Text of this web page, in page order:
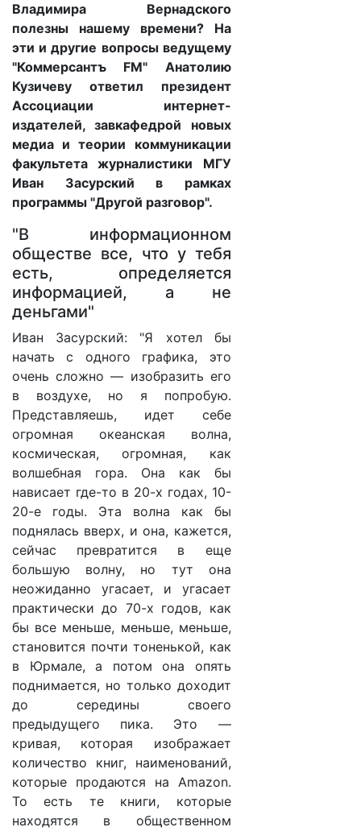
Владимира Вернадского
полезны нашему времени? На
эти и другие вопросы ведущему
"Коммерсантъ FM" Анатолию
Кузичеву ответил президент
Ассоциации интернет-
издателей, завкафедрой новых
медиа и теории коммуникации
факультета журналистики МГУ
Иван Засурский в рамках
программы "Другой разговор".
"В информационном
обществе все, что у тебя
есть, определяется
информацией, а не
деньгами"
Иван Засурский: "Я хотел бы
начать с одного графика, это
очень сложно — изобразить его
в воздухе, но я попробую.
Представляешь, идет себе
огромная океанская волна,
космическая, огромная, как
волшебная гора. Она как бы
нависает где-то в 20-х годах, 10-
20-е годы. Эта волна как бы
поднялась вверх, и она, кажется,
сейчас превратится в еще
большую волну, но тут она
неожиданно угасает, и угасает
практически до 70-х годов, как
бы все меньше, меньше, меньше,
становится почти тоненькой, как
в Юрмале, а потом она опять
поднимается, но только доходит
до середины своего
предыдущего пика. Это —
кривая, которая изображает
количество книг, наименований,
которые продаются на Amazon.
То есть те книги, которые
находятся в общественном